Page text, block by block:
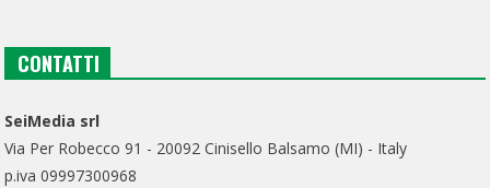
CONTATTI
SeiMedia srl
Via Per Robecco 91 - 20092 Cinisello Balsamo (MI) - Italy
p.iva 09997300968